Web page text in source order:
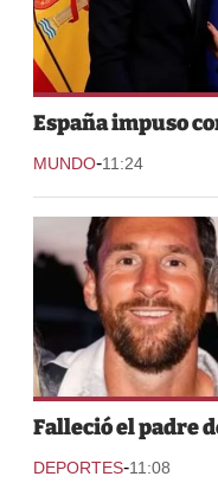
España impuso
MUNDO-11:24
Falleció el padre
DEPORTES-11:08